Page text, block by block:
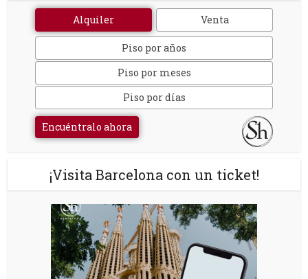
Alquiler Venta
Piso por años
Piso por meses
Piso por días
Encuéntralo ahora
¡Visita Barcelona con un ticket!